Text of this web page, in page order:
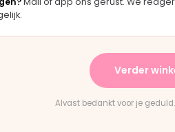
en het paste perfect.
Verder
Alvast bedankt voor je